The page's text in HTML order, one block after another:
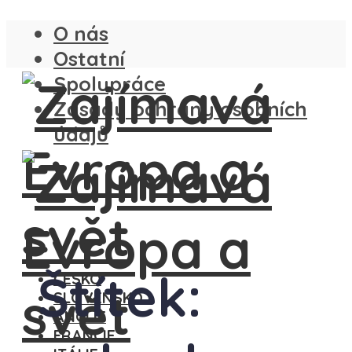
O nás
Ostatní
Spolupráce
Zásady ochrany osobních
údajů
ČESKO
SLOVENSKO
ANGLIE
FRANCIE
Štítek: